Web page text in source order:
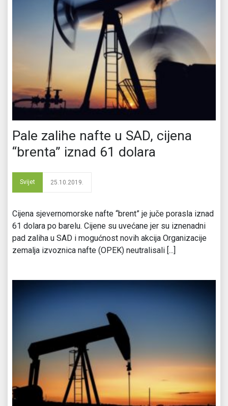
Pale zalihe nafte u SAD, cijena
“brenta” iznad 61 dolara
Svijet 25.10.2019.
Cijena sjevernomorske nafte “brent” je juče porasla iznad
61 dolara po barelu. Cijene su uvećane jer su iznenadni
pad zaliha u SAD i mogućnost novih akcija Organizacije
zemalja izvoznica nafte (OPEK) neutralisali [...]